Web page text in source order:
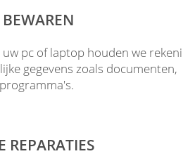
pc of laptop houden we
gegevens zoals documenten,
REPARATIES